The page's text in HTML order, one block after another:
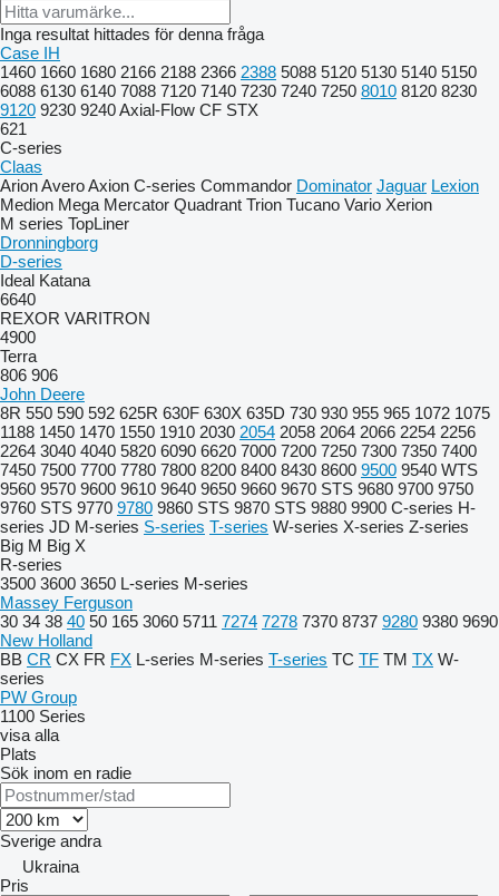
Inga resultat hittades för denna fråga
Case IH
1460 1660 1680 2166 2188 2366 2388 5088 5120 5130 5140 5150
6088 6130 6140 7088 7120 7140 7230 7240 7250 8010 8120 8230
9120 9230 9240Axial-Flow CF STX
621
C-series
Claas
ArionAveroAxion C-series Commandor Dominator Jaguar Lexion
Medion Mega Mercator Quadrant Trion Tucano Vario Xerion
M series TopLiner
Dronningborg
D-series
Ideal Katana
6640
REXOR VARITRON
4900
Terra
806 906
John Deere
8R 550 590 592 625R 630F 630X 635D 730 930 955 965 1072 1075
1188 1450 1470 1550 1910 2030 2054 2058 2064 2066 2254 2256
2264 3040 4040 5820 6090 6620 7000 7200 7250 7300 7350 7400
7450 7500 7700 7780 7800 8200 8400 8430 8600 9500 9540 WTS
9560 9570 9600 9610 9640 9650 9660 9670 STS 9680 9700 9750
9760 STS 9770 9780 9860 STS 9870 STS 9880 9900 C-series H-
series JD M-series S-series T-series W-series X-series Z-series
Big M Big X
R-series
3500 3600 3650 L-series M-series
Massey Ferguson
30 34 38 40 50 165 3060 5711 7274 7278 7370 8737 9280 9380 9690
New Holland
BB CR CX FR FX L-series M-series T-series TC TF TM TX W-
series
PW Group
1100 Series
visa alla
Plats
Sök inom en radie
Sverige andra
Ukraina
Pris